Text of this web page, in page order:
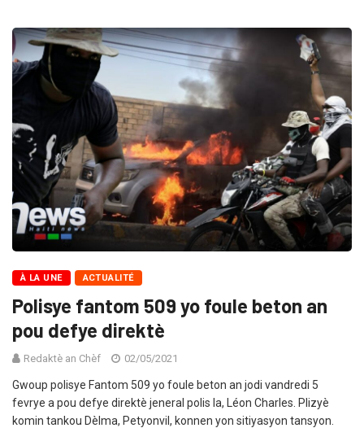
À LA UNE ACTUALITÉ
Polisye fantom 509 yo foule beton an
pou defye direktè
Redaktè an Chèf 02/05/2021
Gwoup polisye Fantom 509 yo foule beton an jodi vandredi 5
fevrye a pou defye direktè jeneral polis la, Léon Charles. Plizyè
komin tankou Dèlma, Petyonvil, konnen yon sitiyasyon tansyon.